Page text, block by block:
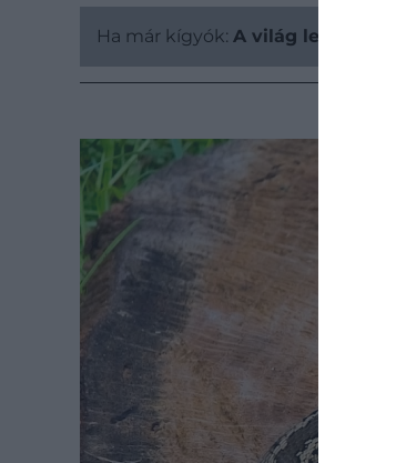
Ha már kígyók: A világ